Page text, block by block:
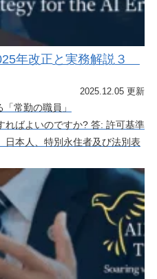
年改正と実務解説３
2025.12.05 更新
常勤の職員」
ればよいのですか? 答: 許可基準
日本人、特別永住者及び法別表